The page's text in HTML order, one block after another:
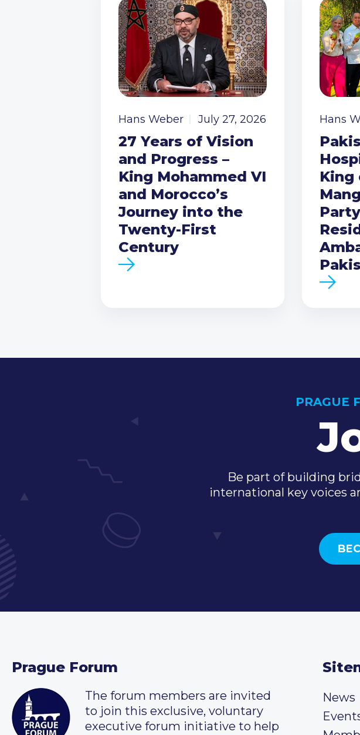
Hans Weber July 27, 2026
27 Years of Vision
and Progress –
King Mohammed VI
and Morocco’s
Journey into the
Twenty-First
Century
Hans
King
PRAGUE
Be part of building
international key voices
Prague Forum
The forum members are invited
to join this exclusive, voluntary
executive forum initiative to help
News